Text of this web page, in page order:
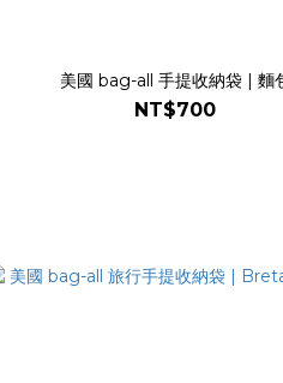
美國 bag-all 手提收納袋 | 麵
NT$700